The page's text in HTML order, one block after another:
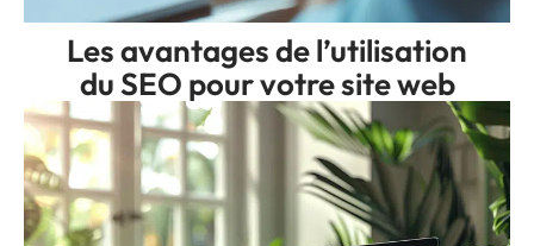
Les avantages de l’utilisation
du SEO pour votre site web